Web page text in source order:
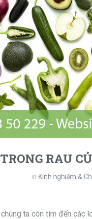
RAU
in Kinh nghiệm &
ta còn tìm đến